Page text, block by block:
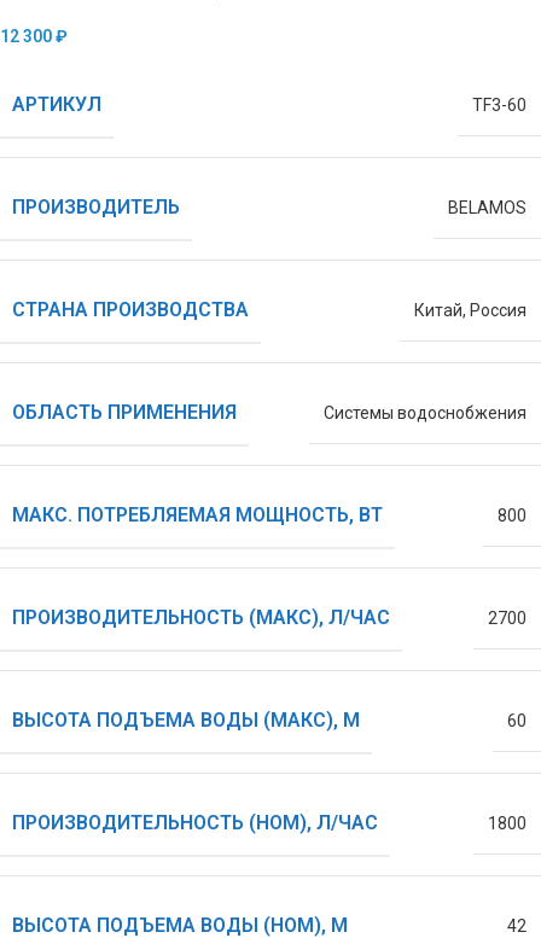
12 300₽
АРТИКУЛ TF3-60
ПРОИЗВОДИТЕЛЬ BELAMOS
СТРАНА ПРОИЗВОДСТВА Китай, Россия
ОБЛАСТЬ ПРИМЕНЕНИЯ Системы водоснобжения
МАКС. ПОТРЕБЛЯЕМАЯ МОЩНОСТЬ, ВТ 800
ПРОИЗВОДИТЕЛЬНОСТЬ (МАКС), Л/ЧАС 2700
ВЫСОТА ПОДЪЕМА ВОДЫ (МАКС), М 60
ПРОИЗВОДИТЕЛЬНОСТЬ (НОМ), Л/ЧАС 1800
ВЫСОТА ПОДЪЕМА ВОДЫ (НОМ), М 42